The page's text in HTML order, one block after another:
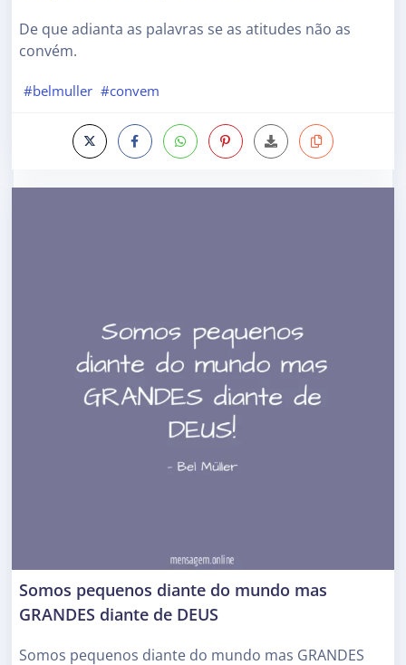
De que adianta as palavras se as atitudes não as
convém.
#belmuller #convem
Somos pequenos diante do mundo mas
GRANDES diante de DEUS
Somos pequenos diante do mundo mas GRANDES